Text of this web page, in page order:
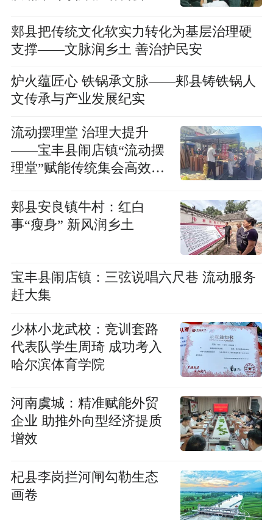
郏县把传统文化软实力转化为基层治理硬
支撑——文脉润乡土 善治护民安
炉火蕴匠心 铁锅承文脉——郏县铸铁锅人
文传承与产业发展纪实
流动摆理堂 治理大提升
——宝丰县闹店镇“流动摆
理堂”赋能传统集会高效治
郏县安良镇牛村：红白
事“瘦身” 新风润乡土
宝丰县闹店镇：三弦说唱六尺巷 流动服务
赶大集
少林小龙武校：竞训套路
代表队学生周琦 成功考入
哈尔滨体育学院
河南虞城：精准赋能外贸
企业 助推外向型经济提质
增效
杞县李岗拦河闸勾勒生态
画卷